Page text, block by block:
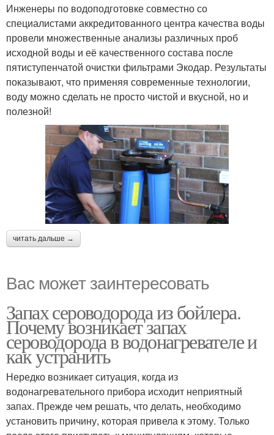
Инженеры по водоподготовке совместно со
специалистами аккредитованного центра качества воды
провели множественные анализы различных проб
исходной воды и её качественного состава после
пятиступенчатой очистки фильтрами Экодар. Результаты
показывают, что применяя современные технологии,
воду можно сделать не просто чистой и вкусной, но и
полезной!
читать дальше →
Вас может заинтересовать
Запах сероводорода из бойлера.
Почему возникает запах
сероводорода в водонагревателе и
как устранить
Нередко возникает ситуация, когда из
водонагревательного прибора исходит неприятный
запах. Прежде чем решать, что делать, необходимо
установить причину, которая привела к этому. Только